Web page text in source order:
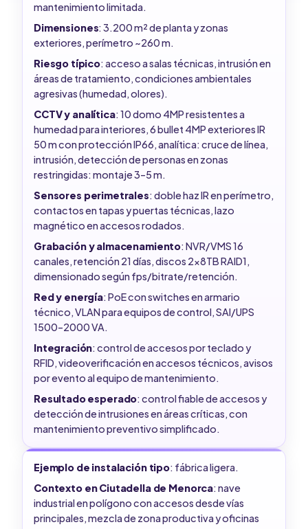
mantenimiento limitada.
Dimensiones: 3.200 m² de planta y zonas
exteriores, perímetro ~260 m.
Riesgo típico: acceso a salas técnicas, intrusión en
áreas de tratamiento, condiciones ambientales
agresivas (humedad, olores).
CCTV y analítica: 10 domo 4MP resistentes a
humedad para interiores, 6 bullet 4MP exteriores IR
50 m con protección IP66, analítica: cruce de línea,
intrusión, detección de personas en zonas
restringidas: montaje 3–5 m.
Sensores perimetrales: doble haz IR en perímetro,
contactos en tapas y puertas técnicas, lazo
magnético en accesos rodados.
Grabación y almacenamiento: NVR/VMS 16
canales, retención 21 días, discos 2x8TB RAID1,
dimensionado según fps/bitrate/retención.
Red y energía: PoE con switches en armario
técnico, VLAN para equipos de control, SAI/UPS
1500–2000 VA.
Integración: control de accesos por teclado y
RFID, videoverificación en accesos técnicos, avisos
por evento al equipo de mantenimiento.
Resultado esperado: control fiable de accesos y
detección de intrusiones en áreas críticas, con
mantenimiento preventivo simplificado.
Ejemplo de instalación tipo: fábrica ligera.
Contexto en Ciutadella de Menorca: nave
industrial en polígono con accesos desde vías
principales, mezcla de zona productiva y oficinas